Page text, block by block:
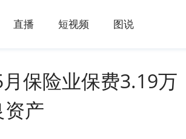
直播 短视频 图说
保险业保费3.19万
产